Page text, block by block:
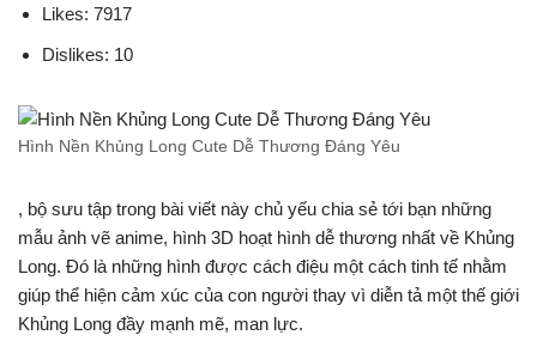
Likes: 7917
Dislikes: 10
Hình Nền Khủng Long Cute Dễ Thương Đáng Yêu
, bộ sưu tập trong bài viết này chủ yếu chia sẻ tới bạn những
mẫu ảnh vẽ anime, hình 3D hoạt hình dễ thương nhất về Khủng
Long. Đó là những hình được cách điệu một cách tinh tế nhằm
giúp thể hiện cảm xúc của con người thay vì diễn tả một thế giới
Khủng Long đầy mạnh mẽ, man lực.